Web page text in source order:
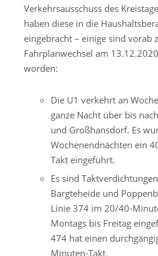
Verkehrsausschuss des
haben diese in die
eingebracht – einige sind vorab
Fahrplanwechsel am
worden:
Die U1 verkehrt an
ganze Nacht über bis
und Großhansdorf. Es
Wochenendnächten ein
Takt eingeführt.
Es sind
Bargteheide und
Linie 374 im 20/40-
Montags bis Freitag
474 hat einen
Minuten-Takt.